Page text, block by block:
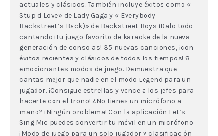
actuales y clásicos. También incluye éxitos como «
Stupid Love» de Lady Gaga y « Everybody
Backstreet’s Back)» de Backstreet Boys ¡Dalo todo
cantando ¡Tu juego favorito de karaoke de la nueva
generación de consolas! 35 nuevas canciones, ¡con
éxitos recientes y clásicos de todos los tiempos! 8
emocionantes modos de juego. Demuestra que
cantas mejor que nadie en el modo Legend para un
jugador. ¡Consigue estrellas y vence a los jefes para
hacerte con el trono! ¿No tienes un micrófono a
mano? ¡Ningún problema! Con la aplicación Let’s
Sing Mic puedes convertir tu móvil en un micrófono
¡Modo de juego para un solo jugador y clasificación